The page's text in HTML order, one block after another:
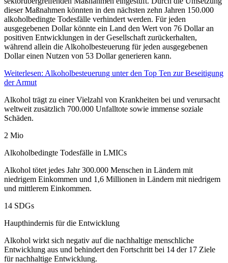
dieser Maßnahmen könnten in den nächsten zehn Jahren 150.000
alkoholbedingte Todesfälle verhindert werden. Für jeden
ausgegebenen Dollar könnte ein Land den Wert von 76 Dollar an
positiven Entwicklungen in der Gesellschaft zurückerhalten,
während allein die Alkoholbesteuerung für jeden ausgegebenen
Dollar einen Nutzen von 53 Dollar generieren kann.
Weiterlesen: Alkoholbesteuerung unter den Top Ten zur Beseitigung
der Armut
Alkohol trägt zu einer Vielzahl von Krankheiten bei und verursacht
weltweit zusätzlich 700.000 Unfalltote sowie immense soziale
Schäden.
2 Mio
Alkohol­bedingte Todesfälle in LMICs
Alkohol tötet jedes Jahr 300.000 Menschen in Ländern mit
niedrigem Einkommen und 1,6 Millionen in Ländern mit niedrigem
und mittlerem Einkommen.
14 SDGs
Haupt­hindernis für die Entwicklung
Alkohol wirkt sich negativ auf die nachhaltige menschliche
Entwicklung aus und behindert den Fortschritt bei 14 der 17 Ziele
für nachhaltige Entwicklung.